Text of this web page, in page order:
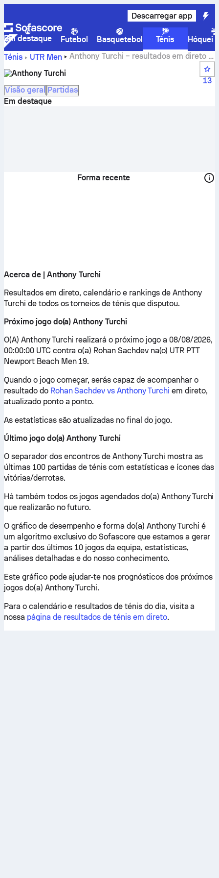
Descarregar app
Em destaque Futebol Basquetebol Ténis
Hóquei
Ténis
UTR Men
Anthony Turchi – resultados em direto e
Anthony Turchi
13
Visão geral Partidas
Em destaque
Forma recente
Acerca de | Anthony Turchi
Resultados em direto, calendário e rankings de Anthony
Turchi de todos os torneios de ténis que disputou.
Próximo jogo do(a) Anthony Turchi
O(A) Anthony Turchi realizará o próximo jogo a 08/08/2026,
00:00:00 UTC contra o(a) Rohan Sachdev na(o) UTR PTT
Newport Beach Men 19.
Quando o jogo começar, serás capaz de acompanhar o
resultado do Rohan Sachdev vs Anthony Turchi em direto,
atualizado ponto a ponto.
As estatísticas são atualizadas no final do jogo.
Último jogo do(a) Anthony Turchi
O separador dos encontros de Anthony Turchi mostra as
últimas 100 partidas de ténis com estatísticas e ícones das
vitórias/derrotas.
Há também todos os jogos agendados do(a) Anthony Turchi
que realizarão no futuro.
O gráfico de desempenho e forma do(a) Anthony Turchi é
um algoritmo exclusivo do Sofascore que estamos a gerar
a partir dos últimos 10 jogos da equipa, estatísticas,
análises detalhadas e do nosso conhecimento.
Este gráfico pode ajudar-te nos prognósticos dos próximos
jogos do(a) Anthony Turchi.
Para o calendário e resultados de ténis do dia, visita a
nossa página de resultados de ténis em direto.